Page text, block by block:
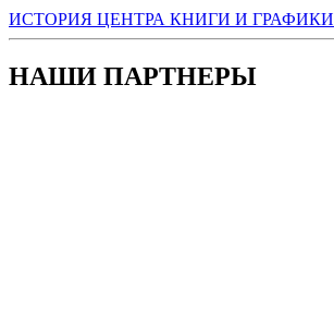
ИСТОРИЯ ЦЕНТРА КНИГИ И ГРАФИКИ
НАШИ ПАРТНЕРЫ